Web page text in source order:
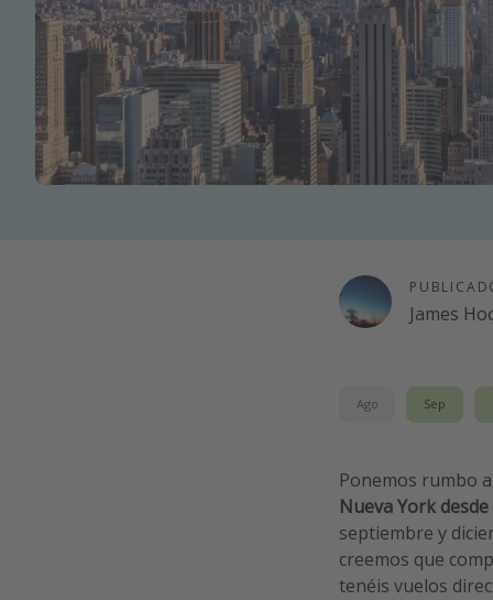
James
Ago Sep
Ponemos rumbo
Nueva York
septiembre y
creemos que
tenéis vuelos